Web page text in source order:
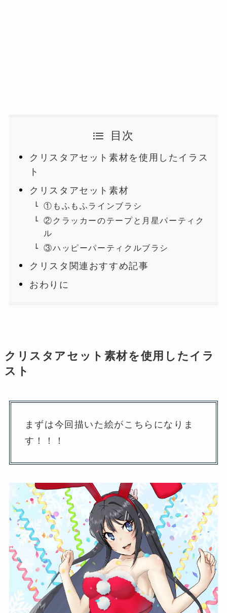
目次
クリスタアセット素材を使用したイラス
ト
クリスタアセット素材
①もふもふラインブラシ
②クラッカーのテープと月星パーティク
ル
③ハッピーパーティクルブラシ
クリスタ関連おすすめ記事
おわりに
クリスタアセット素材を使用したイラ
スト
まずは今回描いた絵がこちらになりま
す！！！